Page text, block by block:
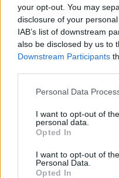
your opt-out. You may
disclosure of your
IAB’s list of downstream
also be disclosed by us to
Downstream Participants
Please note that this
not limited to your visit or
grant or deny consent to
use your data for below
consent section.
Personal Data
I want to opt-out of
personal data.
Opted In
I want to opt-out of
Personal Data.
Opted In
Πρώτη αναγνώριση
από δήμο του Βελγίου
30/06/2026 - 8:29μμ